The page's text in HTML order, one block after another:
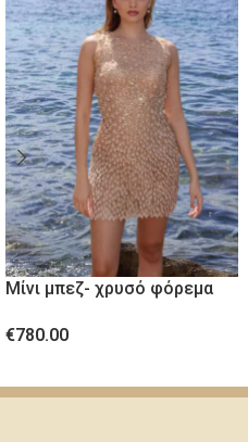
Μίνι μπεζ- χρυσό φόρεμα
€780.00